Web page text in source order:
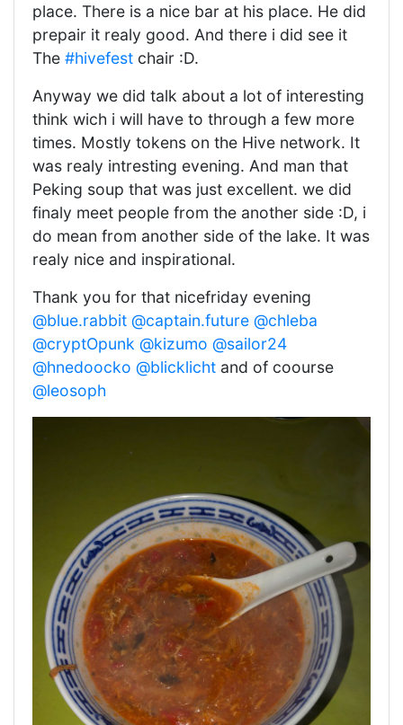
place. There is a nice bar at his place. He did
prepair it realy good. And there i did see it
The #hivefest chair :D.
Anyway we did talk about a lot of interesting
think wich i will have to through a few more
times. Mostly tokens on the Hive network. It
was realy intresting evening. And man that
Peking soup that was just excellent. we did
finaly meet people from the another side :D, i
do mean from another side of the lake. It was
realy nice and inspirational.
Thank you for that nicefriday evening
@blue.rabbit @captain.future @chleba
@cryptOpunk @kizumo @sailor24
@hnedoocko @blicklicht and of coourse
@leosoph